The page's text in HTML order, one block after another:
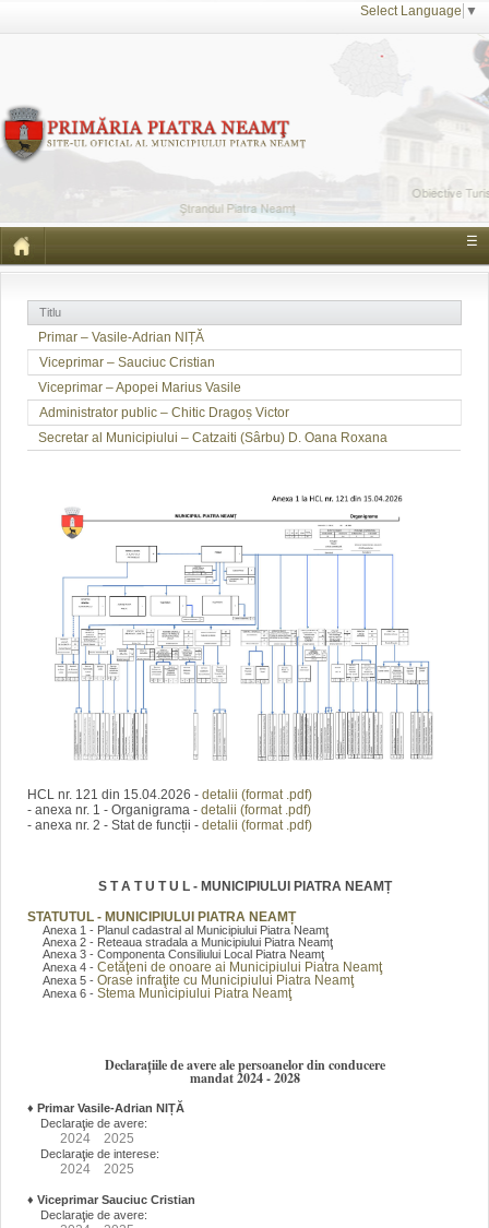
Select Language ▼
☰
Titlu
Primar – Vasile-Adrian NIȚĂ
Viceprimar – Sauciuc Cristian
Viceprimar – Apopei Marius Vasile
Administrator public – Chitic Dragoș Victor
Secretar al Municipiului – Catzaiti (Sârbu) D. Oana Roxana
HCL nr. 121 din 15.04.2026 - detalii (format .pdf)
- anexa nr. 1 - Organigrama - detalii (format .pdf)
- anexa nr. 2 - Stat de funcții - detalii (format .pdf)
S T A T U T U L - MUNICIPIULUI PIATRA NEAMȚ
STATUTUL - MUNICIPIULUI PIATRA NEAMȚ
Anexa 1 - Planul cadastral al Municipiului Piatra Neamţ
Anexa 2 - Reteaua stradala a Municipiului Piatra Neamţ
Anexa 3 - Componenta Consiliului Local Piatra Neamţ
Anexa 4 - Cetăţeni de onoare ai Municipiului Piatra Neamţ
Anexa 5 - Orase infraţite cu Municipiului Piatra Neamţ
Anexa 6 - Stema Municipiului Piatra Neamţ
Declarațiile de avere ale persoanelor din conducere
mandat 2024 - 2028
♦ Primar Vasile-Adrian NIȚĂ
Declaraţie de avere:
2024 2025
Declaraţie de interese:
2024 2025
♦ Viceprimar Sauciuc Cristian
Declaraţie de avere: